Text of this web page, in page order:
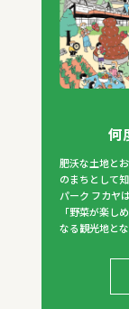
何
肥沃な土地と
のまちとして
パーク フカヤ
「野菜が楽し
なる観光地と